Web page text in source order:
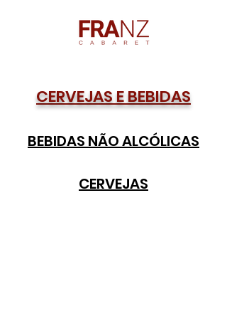
CERVEJAS E BEBIDAS
BEBIDAS NÃO ALCÓLICAS
CERVEJAS